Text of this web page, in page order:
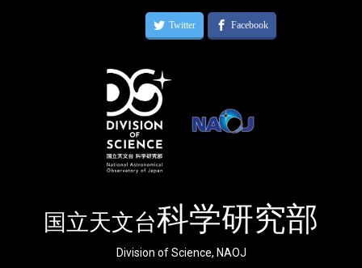
国立天文台科学研究部
Division of Science, NAOJ